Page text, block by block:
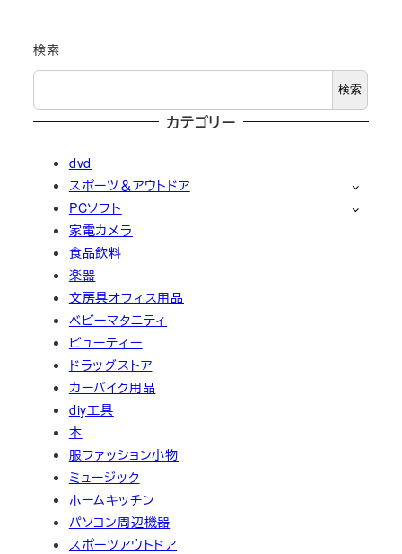
検索
検索
カテゴリー
dvd
スポーツ＆アウトドア
PCソフト
家電カメラ
食品飲料
楽器
文房具オフィス用品
ベビーマタニティ
ビューティー
ドラッグストア
カーバイク用品
diy工具
本
服ファッション小物
ミュージック
ホームキッチン
パソコン周辺機器
スポーツアウトドア